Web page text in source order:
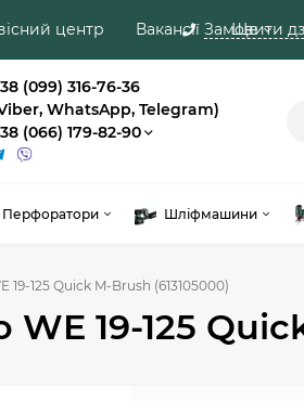
Замовити
центр Вакансії Ще
(099) 316-76-36
WhatsApp, Telegram)
(066) 179-82-90
Перфоратори Шліфмашини
19-125 Quick M-Brush (613105000)
19-125